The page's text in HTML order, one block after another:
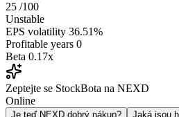
25 /100
Unstable
EPS volatility 36.51%
Profitable years 0
Beta 0.17x
Zeptejte se StockBota na NEXD
Online
Je teď NEXD dobrý nákup?
Jaká jsou